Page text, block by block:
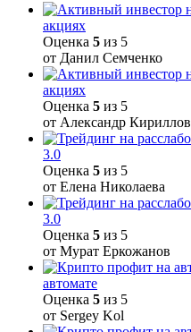
акциях
Оценка 5 из 5
от Данил Семченко
акциях
Оценка 5 из 5
от Александр Кириллов
3.0
Оценка 5 из 5
от Елена Николаева
3.0
Оценка 5 из 5
от Мурат Еркожанов
автомате
Оценка 5 из 5
от Sergey Kol